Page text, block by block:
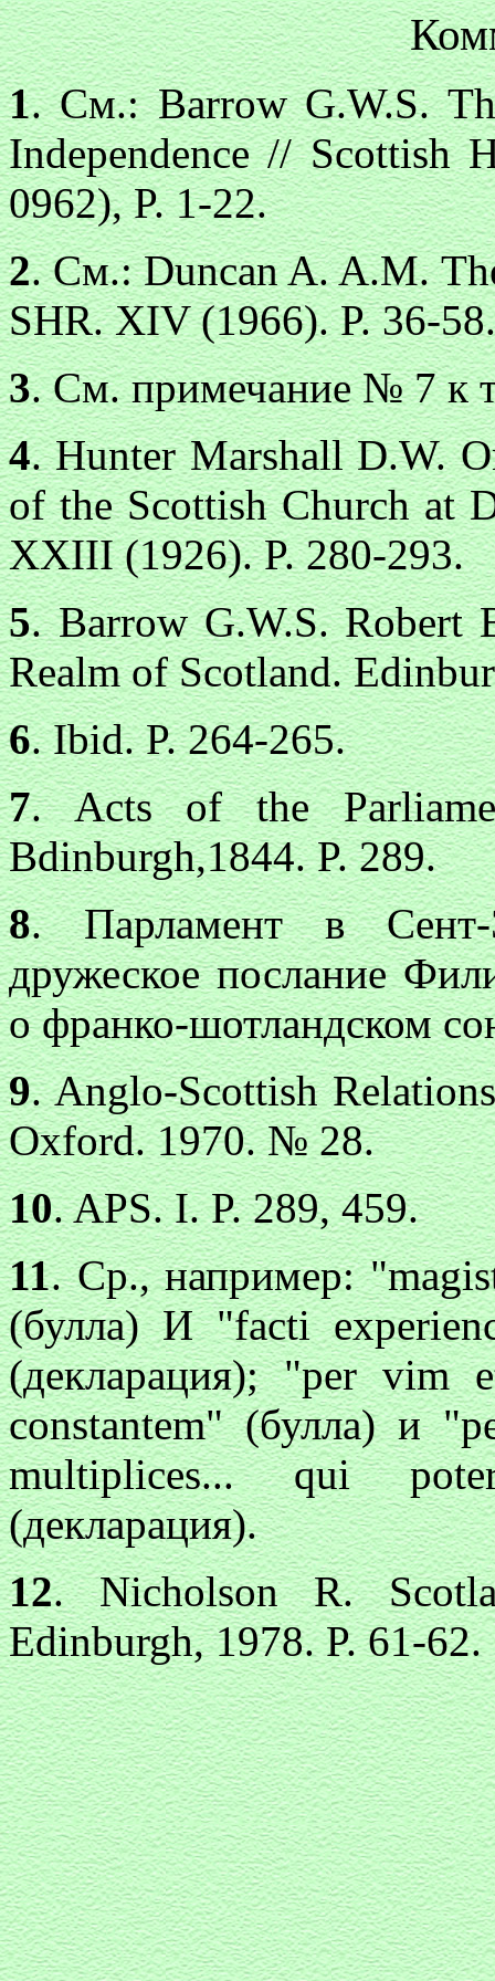
1. См.: Barrow G.W.S.
Independence // Scottish
0962), P. 1-22.
2. См.: Duncan A. A.M.
SHR. XIV (1966). P. 36-58.
3. См. примечание № 7 к
4. Hunter Marshall D.W.
of the Scottish Church at
XXIII (1926). P. 280-293.
5. Barrow G.W.S. Robert
Realm of Scotland.
6. Ibid. P. 264-265.
7. Acts of the
Bdinburgh,1844. P. 289.
8. Парламент в Сент-
дружеское послание
о франко-шотландском
9. Anglo-Scottish
Oxford. 1970. № 28.
10. APS. I. P. 289, 459.
11. Ср., например:
(булла) И "facti
(декларация); "per vim
constantem" (булла) и
multiplices... qui
(декларация).
12. Nicholson R.
Edinburgh, 1978. P. 61-62.